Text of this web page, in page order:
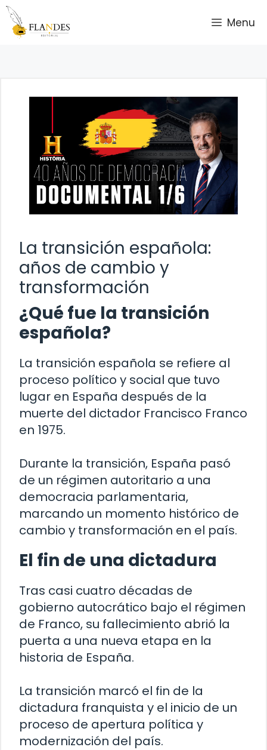
Saltar
contenido
Menu
La transición española:
años de cambio y
transformación
¿Qué fue la transición
española?
La transición española se refiere al
proceso político y social que tuvo
lugar en España después de la
muerte del dictador Francisco Franco
en 1975.
Durante la transición, España pasó
de un régimen autoritario a una
democracia parlamentaria,
marcando un momento histórico de
cambio y transformación en el país.
El fin de una dictadura
Tras casi cuatro décadas de
gobierno autocrático bajo el régimen
de Franco, su fallecimiento abrió la
puerta a una nueva etapa en la
historia de España.
La transición marcó el fin de la
dictadura franquista y el inicio de un
proceso de apertura política y
modernización del país.